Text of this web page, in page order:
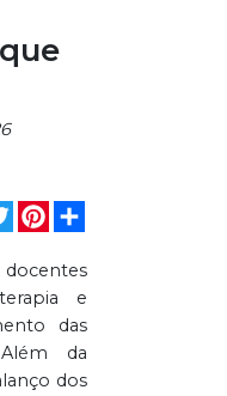
TwitterPinterest
docentes
e
das
da
dos